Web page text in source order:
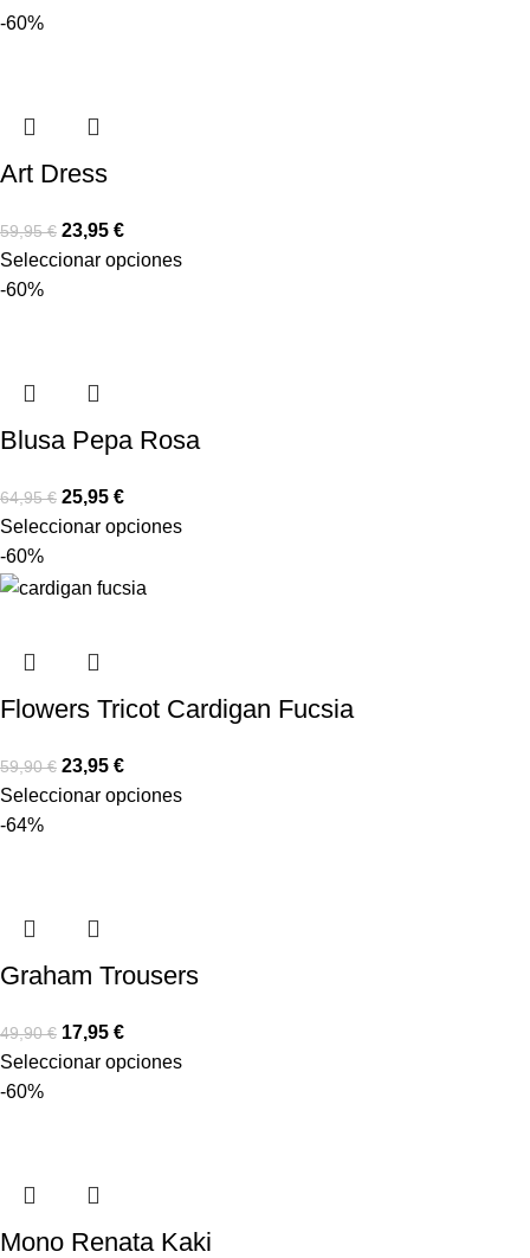
-60%
Art Dress
59,95€ 23,95 €
Seleccionar opciones
-60%
Blusa Pepa Rosa
64,95€ 25,95 €
Seleccionar opciones
-60%
Flowers Tricot Cardigan Fucsia
59,90€ 23,95 €
Seleccionar opciones
-64%
Graham Trousers
49,90€ 17,95 €
Seleccionar opciones
-60%
Mono Renata Kaki